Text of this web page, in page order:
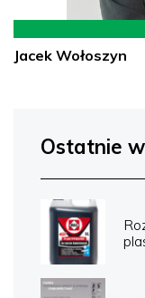
Jacek Wołoszyn
Ostatnie